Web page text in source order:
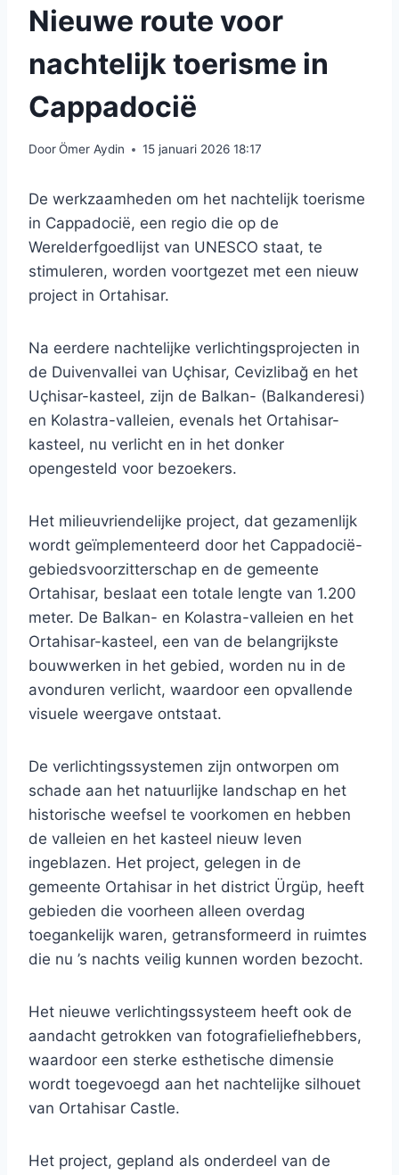
Nieuwe route voor
nachtelijk toerisme in
Cappadocië
DoorÖmer Aydin 15 januari 2026 18:17
De werkzaamheden om het nachtelijk toerisme
in Cappadocië, een regio die op de
Werelderfgoedlijst van UNESCO staat, te
stimuleren, worden voortgezet met een nieuw
project in Ortahisar.
Na eerdere nachtelijke verlichtingsprojecten in
de Duivenvallei van Uçhisar, Cevizlibağ en het
Uçhisar-kasteel, zijn de Balkan- (Balkanderesi)
en Kolastra-valleien, evenals het Ortahisar-
kasteel, nu verlicht en in het donker
opengesteld voor bezoekers.
Het milieuvriendelijke project, dat gezamenlijk
wordt geïmplementeerd door het Cappadocië-
gebiedsvoorzitterschap en de gemeente
Ortahisar, beslaat een totale lengte van 1.200
meter. De Balkan- en Kolastra-valleien en het
Ortahisar-kasteel, een van de belangrijkste
bouwwerken in het gebied, worden nu in de
avonduren verlicht, waardoor een opvallende
visuele weergave ontstaat.
De verlichtingssystemen zijn ontworpen om
schade aan het natuurlijke landschap en het
historische weefsel te voorkomen en hebben
de valleien en het kasteel nieuw leven
ingeblazen. Het project, gelegen in de
gemeente Ortahisar in het district Ürgüp, heeft
gebieden die voorheen alleen overdag
toegankelijk waren, getransformeerd in ruimtes
die nu ’s nachts veilig kunnen worden bezocht.
Het nieuwe verlichtingssysteem heeft ook de
aandacht getrokken van fotografieliefhebbers,
waardoor een sterke esthetische dimensie
wordt toegevoegd aan het nachtelijke silhouet
van Ortahisar Castle.
Het project, gepland als onderdeel van de